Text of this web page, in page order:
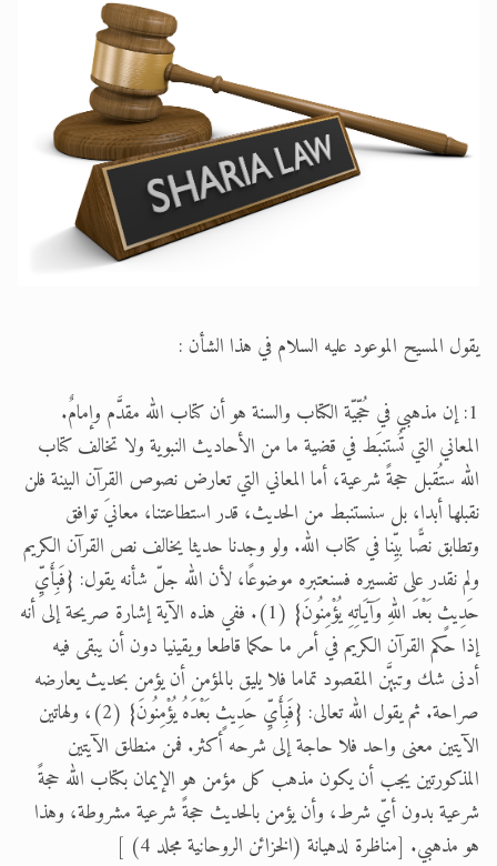
الحجّ.. دلالات، حِكم، وأهداف >> المزيد
اقرأ هذا المقال في أهمية عيد
يقول المسيح الموعود عليه السلام في هذا الشأن :
1: إن مذهبي في حُجّيّة الكتاب والسنة هو أن كتاب الله مقدَّم وإمامٌ.
المعاني التي تُستنبَط في قضية ما من الأحاديث النبوية ولا تخالف كتاب
الله ستُقبل حجةً شرعية، أما المعاني التي تعارض نصوص القرآن البينة فلن
نقبلها أبدا، بل سنستنبط من الحديث، قدر استطاعتنا، معانيَ توافق
وتطابق نصًّا بيِّنا في كتاب الله. ولو وجدنا حديثا يخالف نص القرآن الكريم
ولم نقدر على تفسيره فسنعتبره موضوعًا، لأن الله جلّ شأنه يقول: {فَبِأَيِّ
حَدِيثٍ بَعْدَ اللهِ وَآيَاتِهِ يُؤْمِنُونَ} (1). ففي هذه الآية إشارة صريحة إلى أنه
إذا حكم القرآن الكريم في أمر ما حكما قاطعا ويقينيا دون أن يبقى فيه
أدنى شك وتبيَّن المقصود تماما فلا يليق بالمؤمن أن يؤمن بحديث يعارضه
صراحة. ثم يقول الله تعالى: {فَبِأَيِّ حَدِيثٍ بَعْدَهُ يُؤْمِنُونَ} (2)، ولهاتين
الآيتين معنى واحد فلا حاجة إلى شرحه أكثر. فمن منطلق الآيتين
المذكورتين يجب أن يكون مذهب كل مؤمن هو الإيمان بكتاب الله حجةً
شرعية بدون أيّ شرط، وأن يؤمن بالحديث حجةً شرعية مشروطة، وهذا
هو مذهبي. [مناظرة لدهيانة (الخزائن الروحانية مجلد 4) ]